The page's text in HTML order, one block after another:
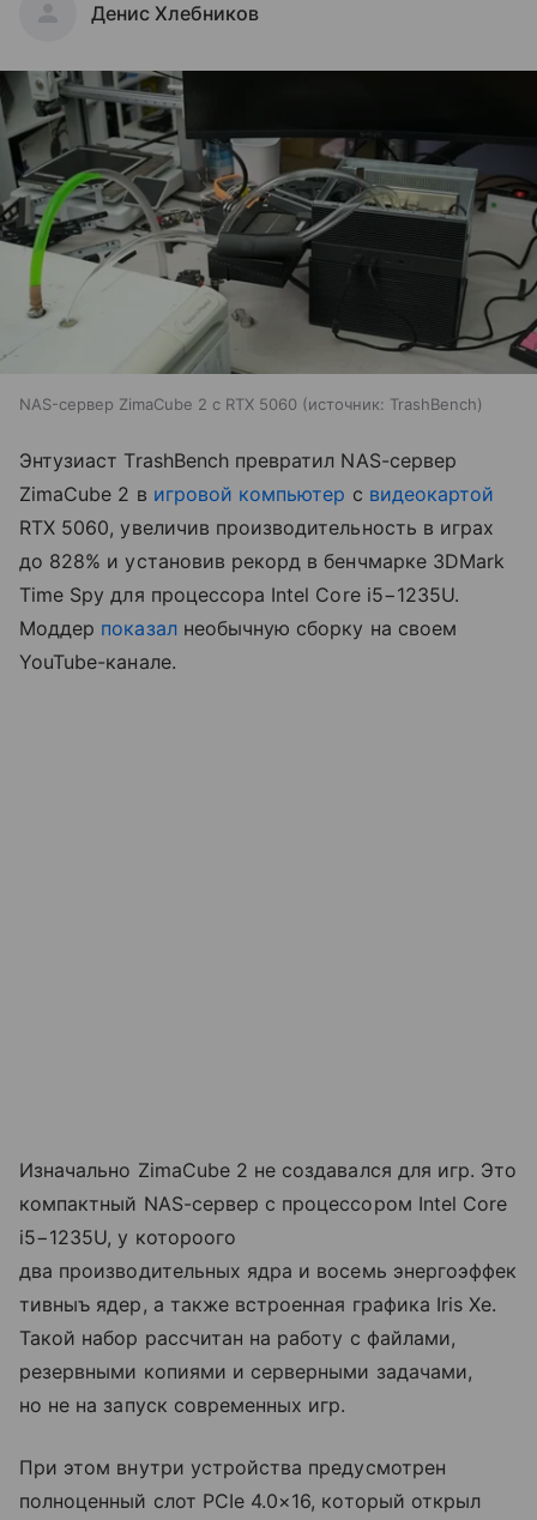
Денис Хлебников
NAS-сервер ZimaCube 2 с RTX 5060 источник: TrashBench
Энтузиаст TrashBench превратил NAS-сервер
ZimaCube 2 в игровой компьютер с видеокартой
RTX 5060, увеличив производительность в играх
до 828% и установив рекорд в бенчмарке 3DMark
Time Spy для процессора Intel Core i5−1235U.
Моддер показалнеобычную сборку на своем
YouTube-канале.
Изначально ZimaCube 2 не создавался для игр. Это
компактный NAS-сервер с процессором Intel Core
i5−1235U, у котороого
два производительных ядра и восемь энергоэффек
тивныъ ядер, а также встроенная графика Iris Xe.
Такой набор рассчитан на работу с файлами,
резервными копиями и серверными задачами,
но не на запуск современных игр.
При этом внутри устройства предусмотрен
полноценный слот PCIe 4.0×16, который открыл